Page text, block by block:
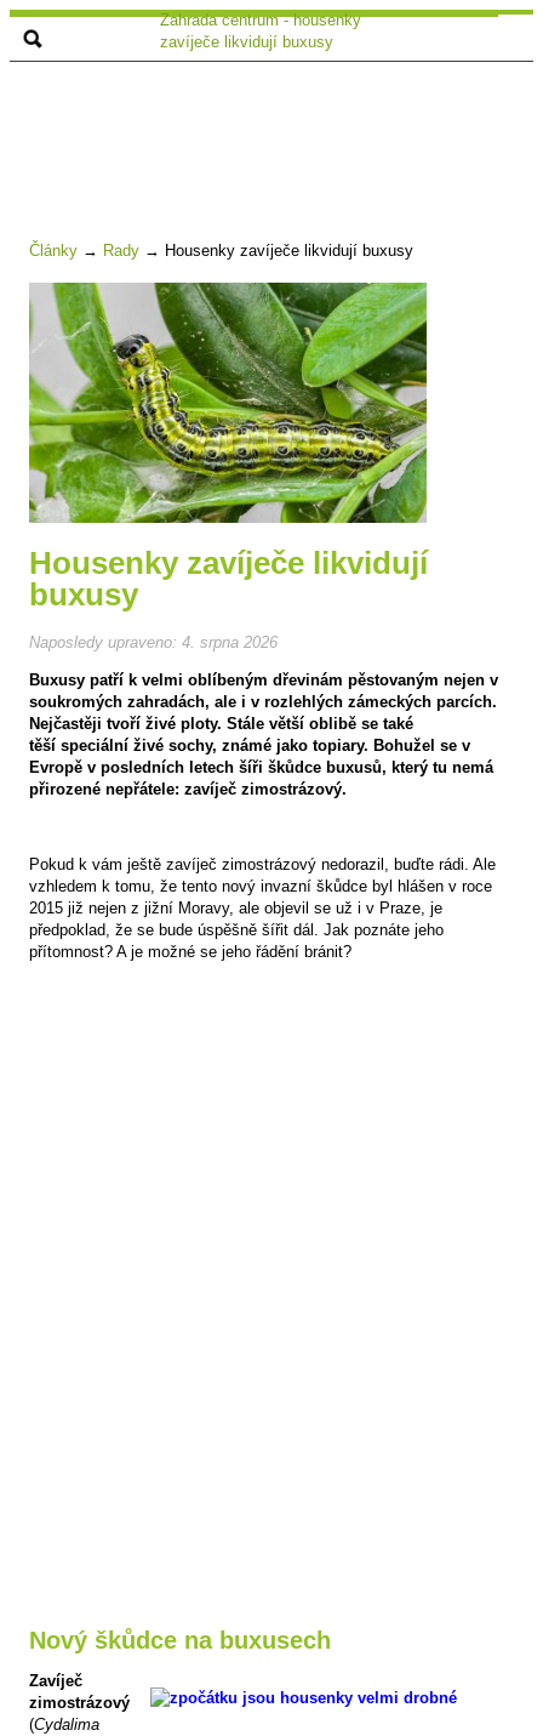
Zahrada centrum - housenky
zavíječe likvidují buxusy
Články → Rady → Housenky zavíječe likvidují buxusy
Housenky zavíječe likvidují
buxusy
Naposledy upraveno: 4. srpna 2026
Buxusy patří k velmi oblíbeným dřevinám pěstovaným nejen v
soukromých zahradách, ale i v rozlehlých zámeckých parcích.
Nejčastěji tvoří živé ploty. Stále větší oblibě se také
těší speciální živé sochy, známé jako topiary. Bohužel se v
Evropě v posledních letech šíři škůdce buxusů, který tu nemá
přirozené nepřátele: zavíječ zimostrázový.
Pokud k vám ještě zavíječ zimostrázový nedorazil, buďte rádi. Ale
vzhledem k tomu, že tento nový invazní škůdce byl hlášen v roce
2015 již nejen z jižní Moravy, ale objevil se už i v Praze, je
předpoklad, že se bude úspěšně šířit dál. Jak poznáte jeho
přítomnost? A je možné se jeho řádění bránit?
Nový škůdce na buxusech
Zavíječ
zimostrázový
(Cydalima